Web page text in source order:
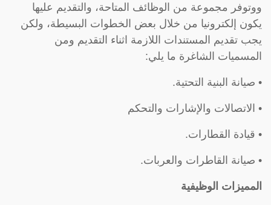
ووتوفر مجموعة من الوظائف المتاحة، والتقديم عليها
يكون إلكترونيا من خلال بعض الخطوات البسيطة، ولكن
يجب تقديم المستندات اللازمة اثناء التقديم ومن
المسميات الشاغرة ما يلي:
• صيانة البنية التحتية.
• الاتصالات والإشارات والتحكم
• قيادة القطارات.
• صيانة القاطرات والعربات.
المميزات الوظيفية